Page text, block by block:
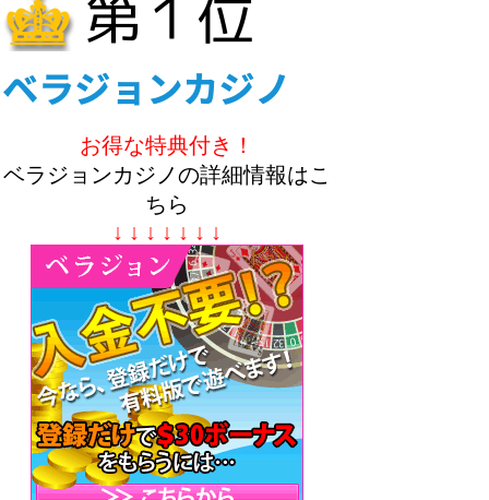
お得な特典付き！
ベラジョンカジノの詳細情報はこ
ちら
↓ ↓ ↓ ↓ ↓ ↓ ↓